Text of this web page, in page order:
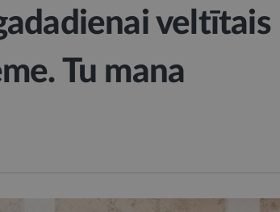
veltītais
Tu mana